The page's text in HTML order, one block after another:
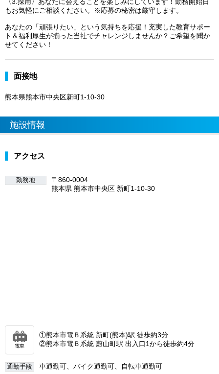
もお気軽にご相談ください。※応募の秘密は厳守します。
あなたの「頑張りたい」という気持ちを応援！充実した教育サポー
ト＆福利厚生が揃った当社でチャレンジしませんか？ご希望を聞か
せてください！
面接地
熊本県熊本市中央区新町1-10-30
施設情報
アクセス
勤務地
〒860-0004
熊本県 熊本市中央区 新町1-10-30
電車
①熊本市電Ｂ系統 新町(熊本)駅 徒歩約3分
②熊本市電Ｂ系統 蔚山町駅 出入口1から徒歩約4分
通勤手段 車通勤可、バイク通勤可、自転車通勤可